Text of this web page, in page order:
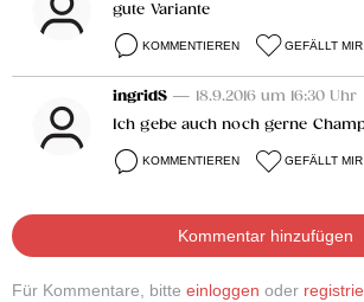
gute Variante
KOMMENTIEREN GEFÄLLT MIR
ingridS — 18.9.2016 um 16:30 Uhr
Ich gebe auch noch gerne
KOMMENTIEREN GEFÄLLT MIR
Kommentar hinzufügen
Für Kommentare, bitte einloggen oder